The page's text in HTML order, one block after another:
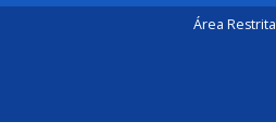
Área Restrita